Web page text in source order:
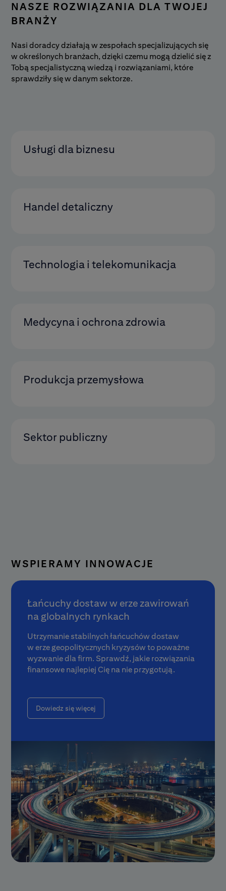
NASZE ROZWIĄZANIA DLA TWOJEJ
BRANŻY
Nasi doradcy działają w zespołach specjalizujących się
w określonych branżach, dzięki czemu mogą dzielić się z
Tobą specjalistyczną wiedzą i rozwiązaniami, które
sprawdziły się w danym sektorze.
Usługi dla biznesu
Handel detaliczny
Technologia i telekomunikacja
Medycyna i ochrona zdrowia
Produkcja przemysłowa
Sektor publiczny
WSPIERAMY INNOWACJE
Łańcuchy dostaw w erze zawirowań
na globalnych rynkach
Utrzymanie stabilnych łańcuchów dostaw
w erze geopolitycznych kryzysów to poważne
wyzwanie dla firm. Sprawdź, jakie rozwiązania
finansowe najlepiej Cię na nie przygotują.
Dowiedz się więcej